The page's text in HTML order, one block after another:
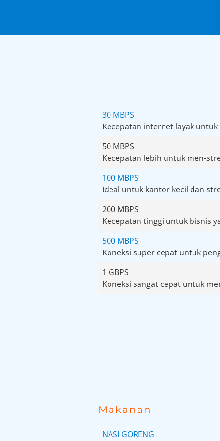
30 MBPS
Kecepatan internet layak
50 MBPS
Kecepatan lebih untuk men-
100 MBPS
Ideal untuk kantor kecil dan
200 MBPS
Kecepatan tinggi untuk bisnis
500 MBPS
Koneksi super cepat untuk
1 GBPS
Koneksi sangat cepat untuk
Makanan
NASI GORENG